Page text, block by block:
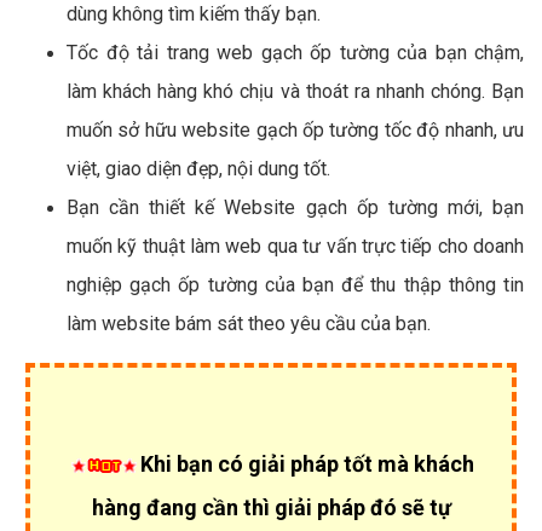
dùng không tìm kiếm thấy bạn.
Tốc độ tải trang web gạch ốp tường của bạn chậm,
làm khách hàng khó chịu và thoát ra nhanh chóng. Bạn
muốn sở hữu website gạch ốp tường tốc độ nhanh, ưu
việt, giao diện đẹp, nội dung tốt.
Bạn cần thiết kế Website gạch ốp tường mới, bạn
muốn kỹ thuật làm web qua tư vấn trực tiếp cho doanh
nghiệp gạch ốp tường của bạn để thu thập thông tin
làm website bám sát theo yêu cầu của bạn.
Khi bạn có giải pháp tốt mà khách
hàng đang cần thì giải pháp đó sẽ tự